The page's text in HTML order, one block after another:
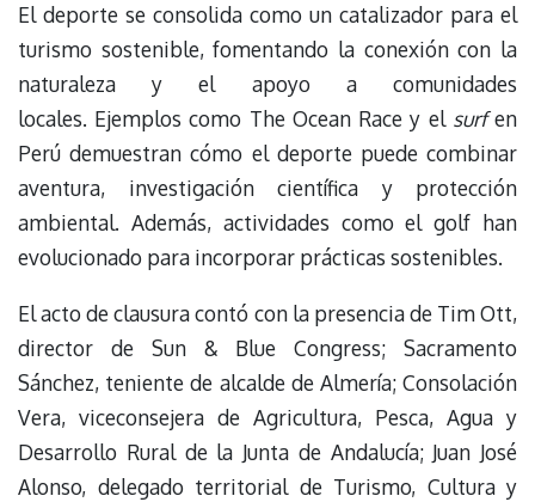
El deporte se consolida como un catalizador para el
turismo sostenible, fomentando la conexión con la
naturaleza y el apoyo a comunidades
locales. Ejemplos como The Ocean Race y el surfen
Perú demuestran cómo el deporte puede combinar
aventura, investigación científica y protección
ambiental. Además, actividades como el golf han
evolucionado para incorporar prácticas sostenibles.
El acto de clausura contó con la presencia de Tim Ott,
director de Sun & Blue Congress; Sacramento
Sánchez, teniente de alcalde de Almería; Consolación
Vera, viceconsejera de Agricultura, Pesca, Agua y
Desarrollo Rural de la Junta de Andalucía; Juan José
Alonso, delegado territorial de Turismo, Cultura y